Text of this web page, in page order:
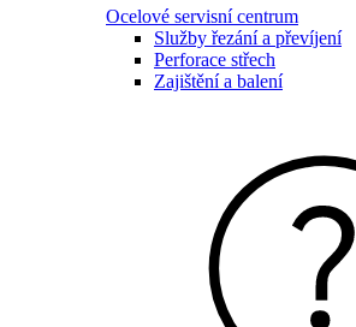
Ocelové servisní centrum
Služby řezání a převíjení
Perforace střech
Zajištění a balení